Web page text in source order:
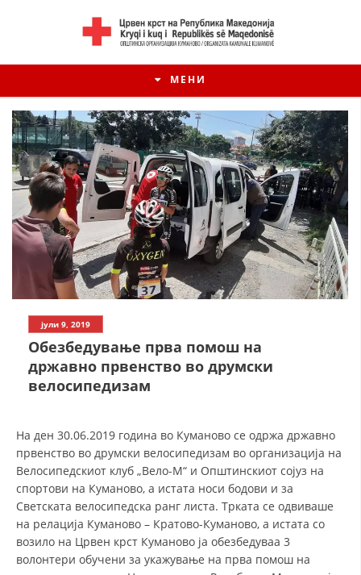
МЕНИ
ИСТОРИЈАТ НА ЦКРМ
СТРУКТУРА И ОРГАНИЗАЦИОНА ПОСТАВЕНОСТ – ОПШТИНСКА
ОРГАНИЗАЦИЈА КУМАНОВО
ЗАКОН ЗА ЦКРМ
СТАТУТ НА ЦКРМ
јули 9, 2019
Обезбедување прва помош на
државно првенство во друмски
велосипедизам
На ден 30.06.2019 година во Куманово се одржа државно
првенство во друмски велосипедизам во организација на
Велосипедскиот клуб „Вело-М“ и Општинскиот сојуз на
спортови на Куманово, а истата носи бодови и за
Светската велосипедска ранг листа. Трката се одвиваше
на релација Куманово – Кратово-Куманово, а истата со
возило на Црвен крст Куманово ја обезбедуваа 3
волонтери обучени за укажување на прва помош на